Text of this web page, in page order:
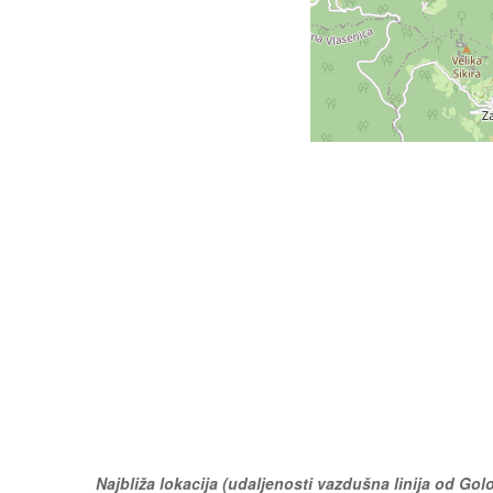
Najbliža lokacija (udaljenosti vazdušna linija od